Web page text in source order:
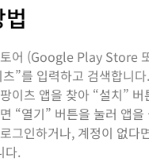
토어 (Google Play Store
”를 입력하고 검색합니다.
이츠 앱을 찾아 “설치”
“열기” 버튼을 눌러 앱
그인하거나, 계정이 없
다.